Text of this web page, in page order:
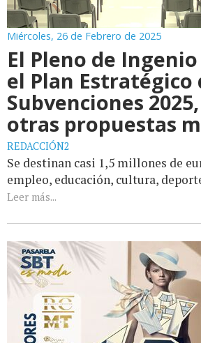
Miércoles, 26 de Febrero de 2025
El Pleno de
el Plan Estratégico
Subvenciones
otras propuestas
REDACCIÓN2
Se destinan casi 1,5 millones de
empleo, educación, cultura,
Leer más...